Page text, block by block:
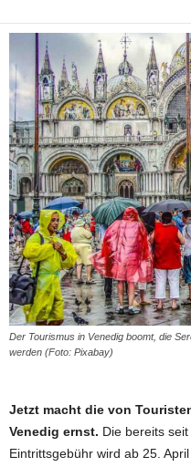
Der Tourismus in Venedig boomt, die
werden (Foto: Pixabay)
Jetzt macht die von
Venedig ernst. Die bereits
Eintrittsgebühr wird ab 25.